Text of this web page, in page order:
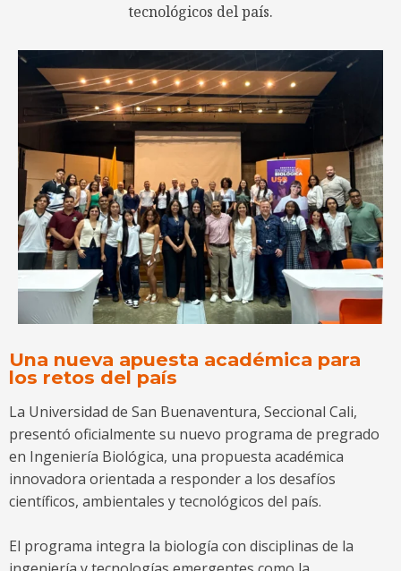
tecnológicos del país.
Una nueva apuesta académica para
los retos del país
La Universidad de San Buenaventura, Seccional Cali,
presentó oficialmente su nuevo programa de pregrado
en Ingeniería Biológica, una propuesta académica
innovadora orientada a responder a los desafíos
científicos, ambientales y tecnológicos del país.
El programa integra la biología con disciplinas de la